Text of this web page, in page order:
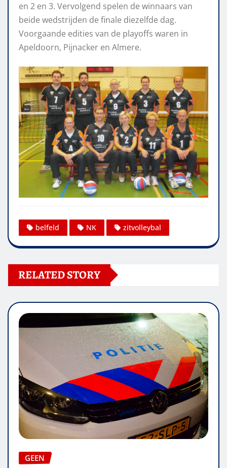
en 2 en 3. Vervolgend spelen de winnaars van
beide wedstrijden de finale diezelfde dag.
Voorgaande edities van de playoffs waren in
Apeldoorn, Pijnacker en Almere.
belfeld NK zitvolleybal
RELATED STORY
GEEN